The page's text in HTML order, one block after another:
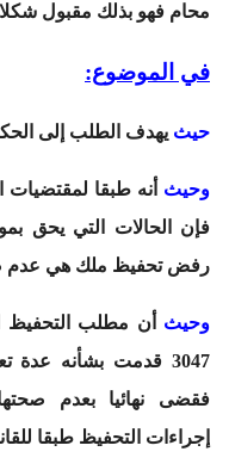
محام فهو بذلك مقبول
في الموضوع:
حيث يهدف الطلب إلى
وحيث
فإن الحالات التي يحق
رفض تحفيظ ملك هي عدم
وحيث
أن مطلب
3047 قدمت بشأنه
فقضى نهائيا بعدم
إجراءات التحفيظ طبقا